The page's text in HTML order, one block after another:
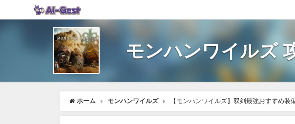
モンハンワイルズ
ホーム モンハンワイルズ 【モンハンワイルズ】双剣最強おすすめ装